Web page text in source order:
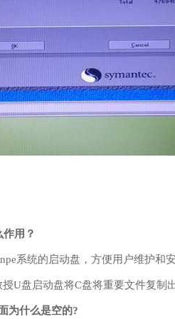
用？
系统的启动盘，方便用户维护和
授U盘启动盘将C盘将重要文件复制
为什么是空的?